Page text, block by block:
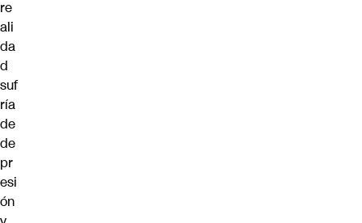
re
ali
da
d
suf
ría
de
de
pr
esi
ón